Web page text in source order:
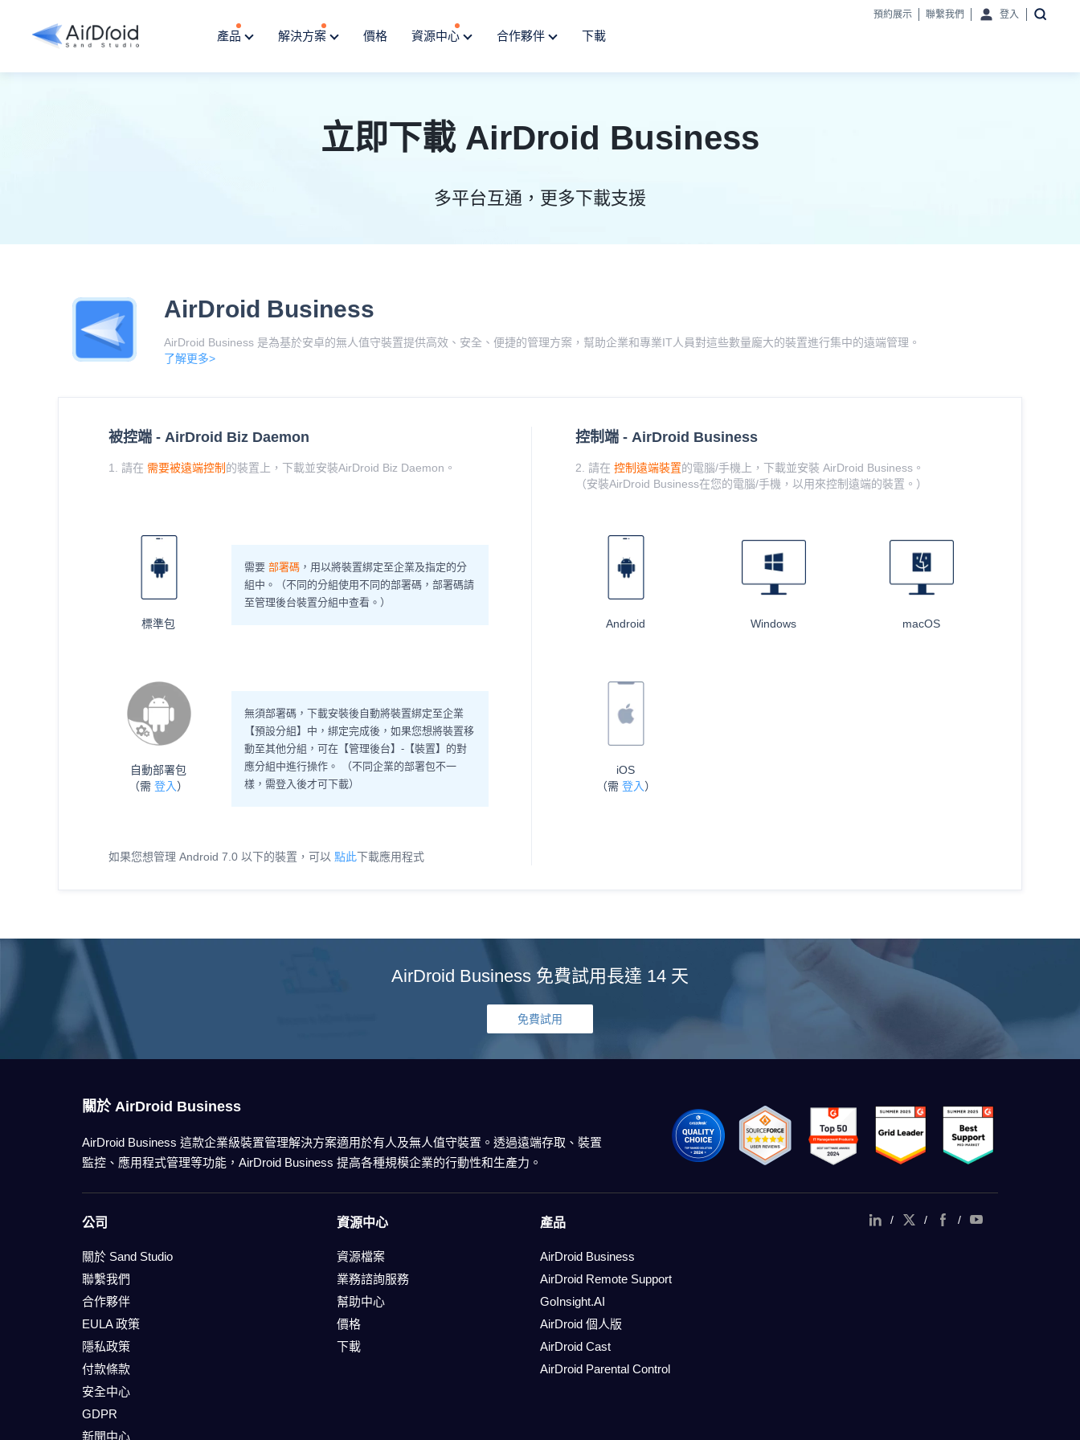
產品 解決方案 價格 資源中心 合作夥伴 下載
預約展示 聯繫我們 登入
立即下載 AirDroid Business
多平台互通，更多下載支援
AirDroid Business
AirDroid Business 是為基於安卓的無人值守裝置提供高效、安全、便捷的管理方案，幫助企業和專業IT人員對這些數量龐大的裝置進行集中的遠端管理。
了解更多>
被控端 - AirDroid Biz Daemon
1. 請在 需要被遠端控制 的裝置上，下載並安裝AirDroid Biz Daemon。
標準包
需要 部署碼，用以將裝置綁定至企業及指定的分
組中。（不同的分組使用不同的部署碼，部署碼請
至管理後台裝置分組中查看。）
自動部署包
（需登入 ）
無須部署碼，下載安裝後自動將裝置綁定至企業
【預設分組】中，綁定完成後，如果您想將裝置移
動至其他分組，可在【管理後台】-【裝置】的對
應分組中進行操作。
（不同企業的部署包不一
樣，需登入後才可下載）
如果您想管理 Android 7.0 以下的裝置，可以 點此下載應用程式
控制端 - AirDroid Business
2. 請在控制遠端裝置的電腦/手機上，下載並安裝 AirDroid Business。
（安裝AirDroid Business在您的電腦/手機，以用來控制遠端的裝置。）
Android Windows macOS
iOS
（需 登入 ）
AirDroid Business 免費試用長達 14 天
免費試用
關於 AirDroid Business
AirDroid Business 這款企業級裝置管理解決方案適用於有人及無人值守裝置。透過遠端存取、裝置
監控、應用程式管理等功能，AirDroid Business 提高各種規模企業的行動性和生產力。
公司
關於 Sand Studio
聯繫我們
合作夥伴
EULA 政策
隱私政策
付款條款
安全中心
GDPR
新聞中心
資源中心
資源檔案
業務諮詢服務
幫助中心
價格
下載
產品
AirDroid Business
AirDroid Remote Support
GoInsight.AI
AirDroid 個人版
AirDroid Cast
AirDroid Parental Control
/ / /